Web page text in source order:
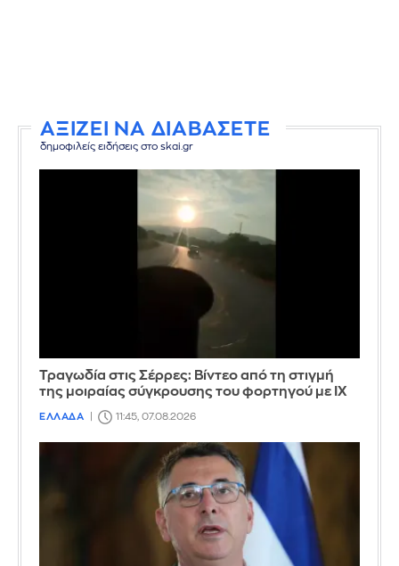
ΑΞΙΖΕΙ ΝΑ ΔΙΑΒΑΣΕΤΕ
δημοφιλείς ειδήσεις στο skai.gr
Τραγωδία στις Σέρρες: Βίντεο από τη στιγμή
της μοιραίας σύγκρουσης του φορτηγού με ΙΧ
ΕΛΛΑΔΑ 11:45, 07.08.2026